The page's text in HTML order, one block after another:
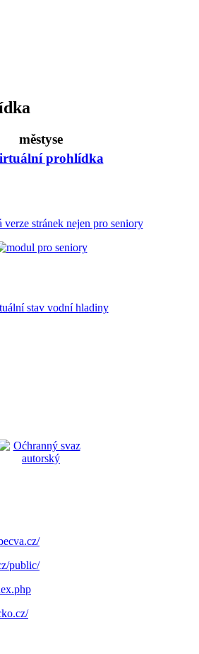
městyse
verze stránek nejen pro seniory
public/